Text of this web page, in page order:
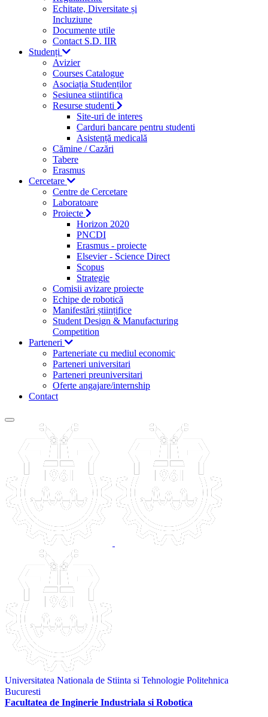
Echitate, Diversitate și
Incluziune
Documente utile
Contact S.D. IIR
Studenți
Avizier
Courses Catalogue
Asociația Studenților
Sesiunea stiintifica
Resurse studenti
Site-uri de interes
Carduri bancare pentru studenti
Asistență medicală
Cămine / Cazări
Tabere
Erasmus
Cercetare
Centre de Cercetare
Laboratoare
Proiecte
Horizon 2020
PNCDI
Erasmus - proiecte
Elsevier - Science Direct
Scopus
Strategie
Comisii avizare proiecte
Echipe de robotică
Manifestări științifice
Student Design & Manufacturing
Competition
Parteneri
Parteneriate cu mediul economic
Parteneri universitari
Parteneri preuniversitari
Oferte angajare/internship
Contact
Universitatea Nationala de Stiinta si Tehnologie Politehnica
Bucuresti
Facultatea de Inginerie Industriala si Robotica